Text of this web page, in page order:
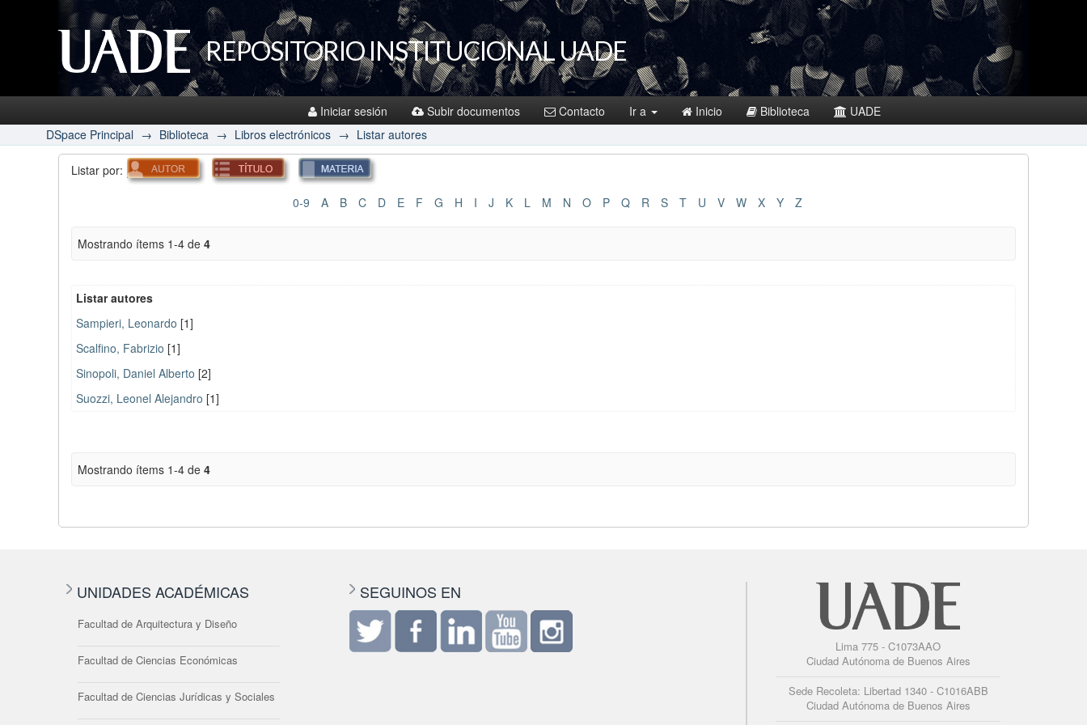
REPOSITORIO INSTITUCIONAL UADE
Iniciar sesión Subir documentos Contacto Ir a Inicio Biblioteca
UADE
DSpace Principal → Biblioteca → Libros electrónicos → Listar autores
Listar por:
0-9 A B C D E F G H I J K L M N O P Q R S T U V W X Y Z
Mostrando ítems 1-4 de 4
Listar autores
Sampieri, Leonardo [1]
Scalfino, Fabrizio [1]
Sinopoli, Daniel Alberto [2]
Suozzi, Leonel Alejandro [1]
Mostrando ítems 1-4 de 4
UNIDADES ACADÉMICAS
Facultad de Arquitectura y Diseño
Facultad de Ciencias Económicas
Facultad de Ciencias Jurídicas y Sociales
SEGUINOS EN
Lima 775 - C1073AAO
Ciudad Autónoma de Buenos Aires
Sede Recoleta: Libertad 1340 - C1016ABB
Ciudad Autónoma de Buenos Aires